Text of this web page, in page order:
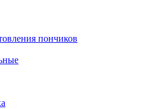
пончиков